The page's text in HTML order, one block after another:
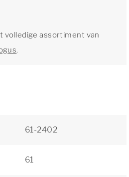
volledige assortiment van
.
61-2402
61